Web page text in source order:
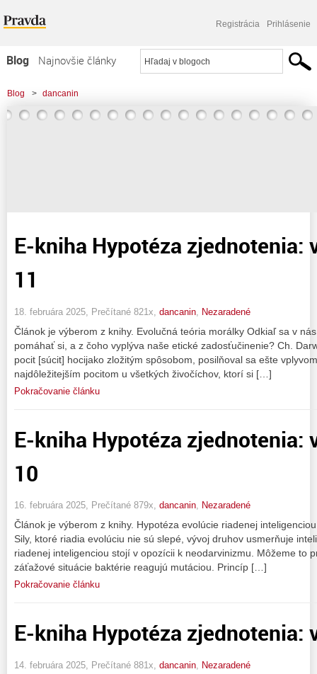
Registrácia Prihlásenie
Blog
Najnovšie články
Najčítanejšie články
Najkomentovanejšie články
Blog > dancanin
E-kniha Hypotéza zjednotenia:
11
18. februára 2025, Prečítané 821x, dancanin Nezaradené
Článok je výberom z knihy. Evolučná teória morálky Odkiaľ sa v
pomáhať si, a z čoho vyplýva naše etické zadosťučinenie? Ch.
pocit [súcit] hocijako zložitým spôsobom, posilňoval sa ešte
najdôležitejším pocitom u všetkých živočíchov, ktorí si […]
Pokračovanie článku
E-kniha Hypotéza zjednotenia:
10
16. februára 2025, Prečítané 879x, dancanin, Nezaradené
Článok je výberom z knihy. Hypotéza evolúcie riadenej
Sily, ktoré riadia evolúciu nie sú slepé, vývoj druhov usmerňuje
riadenej inteligenciou stojí v opozícii k neodarvinizmu. Môžeme to
záťažové situácie baktérie reagujú mutáciou. Princíp […]
Pokračovanie článku
E-kniha Hypotéza zjednotenia:
14. februára 2025, Prečítané 881x, dancanin Nezaradené